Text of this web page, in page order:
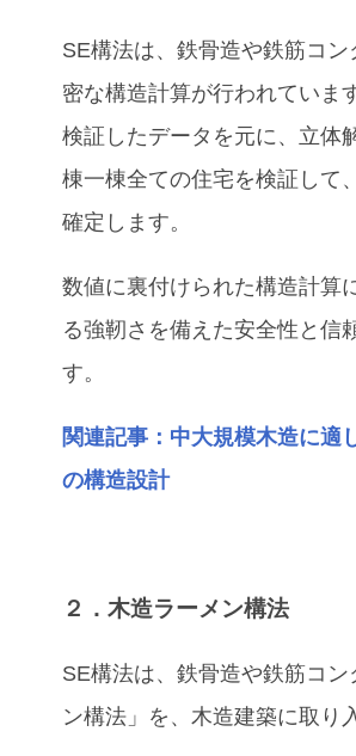
SE構法は、鉄骨造や鉄筋コ
密な構造計算が行われていま
検証したデータを元に、立体
棟一棟全ての住宅を検証して
確定します。
数値に裏付けられた構造計算
る強靭さを備えた安全性と信
す。
関連記事：中大規模木造に適
の構造設計
２．木造ラーメン構法
SE構法は、鉄骨造や鉄筋コ
ン構法」を、木造建築に取り